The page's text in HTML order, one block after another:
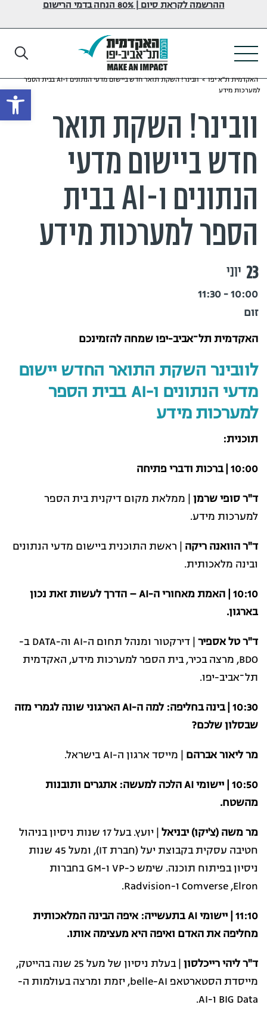
ההרשמה לקראת סיום | 80% הנחה בדמי הרישום
האקדמית ת"א יפו>
וובינר! השקת תואר חדש ביישום מדעי הנתונים ו-AI בבית הספר
למערכות מידע
23 יוני
וובינר! השקת תואר
חדש ביישום מדעי
הנתונים ו-AI בבית
הספר למערכות מידע
10:00 - 11:30
זום
האקדמית תל־אביב-יפו שמחה להזמינכם
לוובינר השקת התואר החדש יישום
מדעי הנתונים ו-AI בבית הספר
למערכות מידע
תוכנית:
10:00 | ברכות ודברי פתיחה
ד"ר סופי שרמן | ממלאת מקום דיקנית בית הספר
למערכות מידע.
ד"ר הוואנה ריקה | ראשת התוכנית ביישום מדעי הנתונים
ובינה מלאכותית.
10:10 | האמת מאחורי ה-AI – הדרך לעשות זאת נכון
בארגון.
ד"ר טל אספיר
| דירקטור ומנהל תחום ה-AI וה-DATA ב-
BDO, מרצה בכיר, בית הספר למערכות מידע, האקדמית
תל־אביב-יפו.
10:30 | בינה בחליפה: למה ה-AI הארגוני שונה לגמרי מזה
שבסלון שלכם?
מר ליאור אברהם | מייסד ארגון ה-AI בישראל.
10:50 | יישומי AI הלכה למעשה: אתגרים ותובנות
מהשטח.
מר משה (צ'יקו) יבניאל
| יועץ. בעל 17 שנות ניסיון בניהול
חטיבה עסקית בקבוצת יעל (חברת IT), ומעל 45 שנות
ניסיון בפיתוח תוכנה. שימש כ-VP ו-GM בחברות
Comverse ,Elron ו-Radvision.
11:10 | יישומי AI בתעשייה: איפה הבינה המלאכותית
מחליפה את האדם ואיפה היא מעצימה אותו.
ד"ר ליהי רייכלסון
| בעלת ניסיון של מעל 25 שנה בהייטק,
מייסדת הסטארטאפ belle-AI, יזמת ומרצה בעולמות ה-
BIG Data ו-AI.